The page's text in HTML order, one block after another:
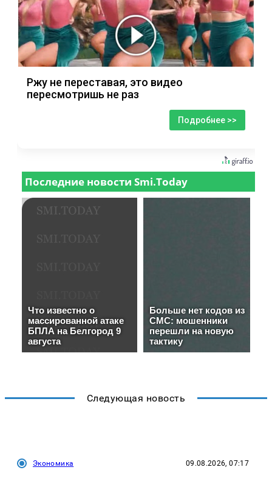
Ржу не переставая, это видео
пересмотришь не раз
Подробнее >>
Следующая новость
Экономика 09.08.2026, 07:17